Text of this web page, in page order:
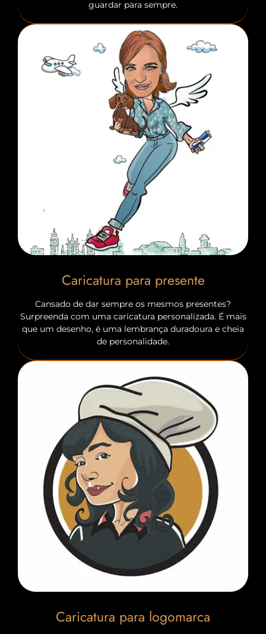
guardar para sempre.
Caricatura para presente
Cansado de dar sempre os mesmos presentes?
Surpreenda com uma caricatura personalizada. É mais
que um desenho, é uma lembrança duradoura e cheia
de personalidade.
Caricatura para logomarca